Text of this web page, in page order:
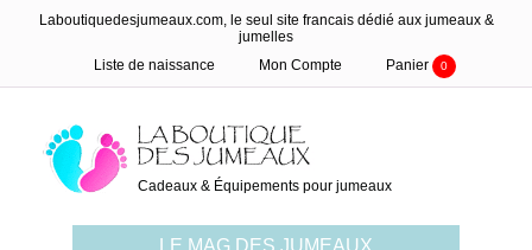
Laboutiquedesjumeaux.com, le seul site francais dédié aux jumeaux &
jumelles
Liste de naissance
Mon Compte Panier 0
Cadeaux & Équipements pour jumeaux
LE MAG DES JUMEAUX